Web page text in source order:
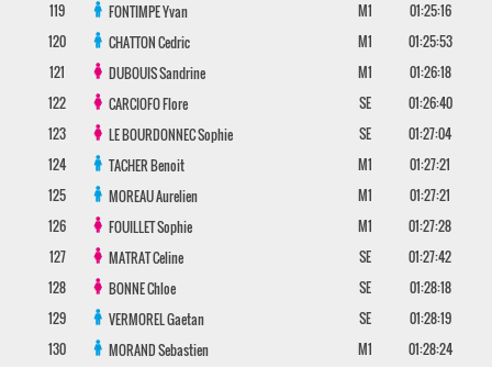
119
FONTIMPEYvan M1
01:25:16
120
CHATTONCedric M1
01:25:53
121
DUBOUISSandrine M1
01:26:18
122
CARCIOFOFlore SE
01:26:40
123
LE BOURDONNECSophie SE
01:27:04
124
TACHERBenoit M1
01:27:21
125
MOREAUAurelien M1
01:27:21
126
FOUILLETSophie M1
01:27:28
127
MATRATCeline SE
01:27:42
128
BONNEChloe SE
01:28:18
129
VERMORELGaetan SE
01:28:19
130
MORANDSebastien M1
01:28:24